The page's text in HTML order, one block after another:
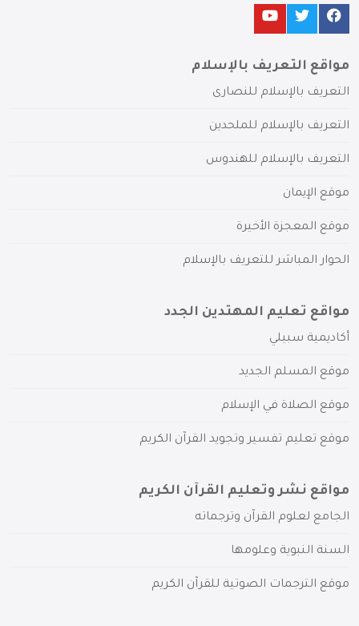
مواقع التعريف بالإسلام
التعريف بالإسلام للنصارى
التعريف بالإسلام للملحدين
التعريف بالإسلام للهندوس
موقع الإيمان
موقع المعجزة الأخيرة
الحوار المباشر للتعريف بالإسلام
مواقع تعليم المهتدين الجدد
أكاديمية سبيلي
موقع المسلم الجديد
موقع الصلاة في الإسلام
موقع تعليم تفسير وتجويد القرآن الكريم
مواقع نشر وتعليم القرآن الكريم
الجامع لعلوم القرآن وترجماته
السنة النبوية وعلومها
موقع الترجمات الصوتية للقرآن الكريم